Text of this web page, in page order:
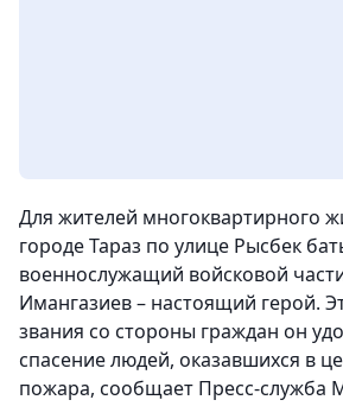
Для жителей многоквартирного
городе Тараз по улице Рысбек
военнослужащий войсковой
Имангазиев – настоящий герой.
звания со стороны граждан он
спасение людей, оказавшихся в
пожара, сообщает Пресс-служба